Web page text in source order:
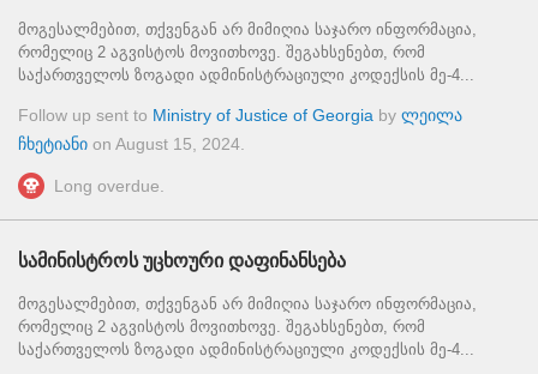
მოგესალმებით, თქვენგან არ მიმიღია საჯარო ინფორმაცია,
რომელიც 2 აგვისტოს მოვითხოვე. შეგახსენებთ, რომ
საქართველოს ზოგადი ადმინისტრაციული კოდექსის მე-4...
Follow up sent to Ministry of Justice of Georgia by ლეილა
ჩხეტიანი on August 15, 2024
Long overdue.
სამინისტროს უცხოური დაფინანსება
მოგესალმებით, თქვენგან არ მიმიღია საჯარო ინფორმაცია,
რომელიც 2 აგვისტოს მოვითხოვე. შეგახსენებთ, რომ
საქართველოს ზოგადი ადმინისტრაციული კოდექსის მე-4...